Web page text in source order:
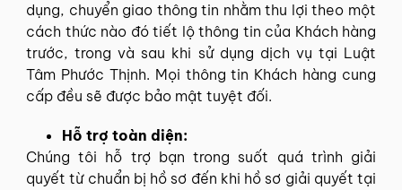
dụng, chuyển giao thông tin nhằm thu lợi theo một
cách thức nào đó tiết lộ thông tin của Khách hàng
trước, trong và sau khi sử dụng dịch vụ tại Luật
Tâm Phước Thịnh. Mọi thông tin Khách hàng cung
cấp đều sẽ được bảo mật tuyệt đối.
Hỗ trợ toàn diện:
Chúng tôi hỗ trợ bạn trong suốt quá trình giải
quyết từ chuẩn bị hồ sơ đến khi hồ sơ giải quyết tại